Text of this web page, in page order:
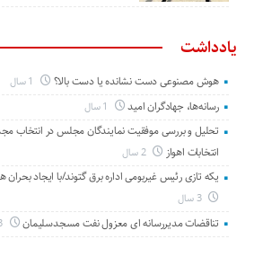
یادداشت
هوش مصنوعی دست نشانده یا دست بالا؟
رسانه‌ها، جهادگران امید
تحلیل و بررسی موفقیت نمایندگان مجلس در انتخاب
انتخابات اهواز
2 سال
یکه تازی رئیس غیربومی اداره برق گتوند/با ایجاد
3 سال
تناقضات مدیررسانه ای معزول نفت مسجدسلیمان 3 سال